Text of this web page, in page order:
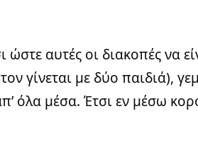
αυτές οι διακοπές να
γίνεται με δύο παιδιά),
όλα μέσα. Έτσι εν μέσω